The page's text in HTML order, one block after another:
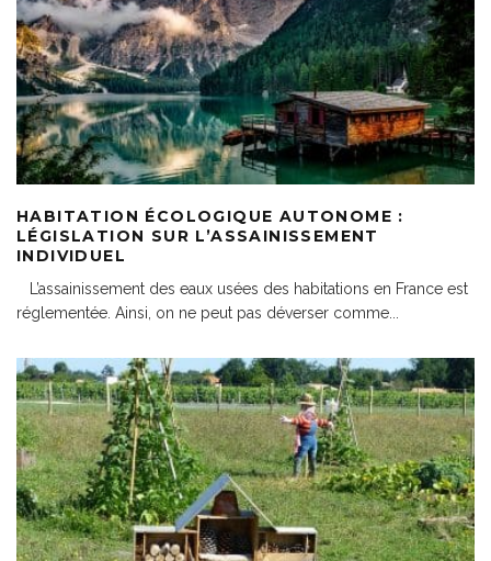
HABITATION ÉCOLOGIQUE AUTONOME :
LÉGISLATION SUR L’ASSAINISSEMENT
INDIVIDUEL
L’assainissement des eaux usées des habitations en France est
réglementée. Ainsi, on ne peut pas déverser comme...